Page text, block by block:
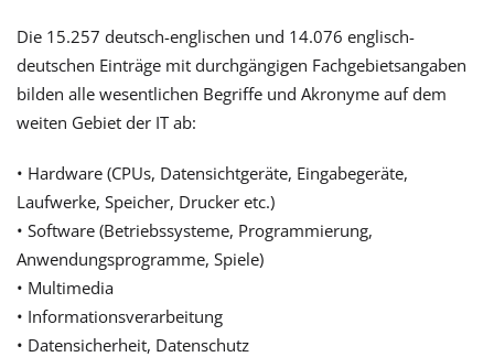
Die 15.257 deutsch-englischen und 14.076 englisch-
deutschen Einträge mit durchgängigen Fachgebietsangaben
bilden alle wesentlichen Begriffe und Akronyme auf dem
weiten Gebiet der IT ab:
• Hardware (CPUs, Datensichtgeräte, Eingabegeräte,
Laufwerke, Speicher, Drucker etc.)
• Software (Betriebssysteme, Programmierung,
Anwendungsprogramme, Spiele)
• Multimedia
• Informationsverarbeitung
• Datensicherheit, Datenschutz